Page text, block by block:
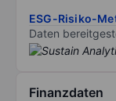
ESG-Risiko-
Daten
Finanzdaten